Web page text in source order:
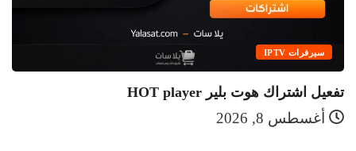
سيرفرات IPTV
تفعيل اشتراك هوت بلير HOT player
أغسطس 8, 2026